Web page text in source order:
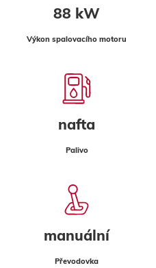
88 kW
Výkon spalovacího motoru
nafta
Palivo
manuální
Převodovka